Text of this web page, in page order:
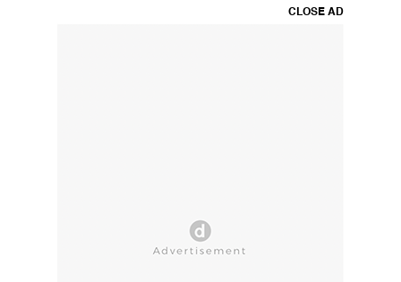
CLOSE AD